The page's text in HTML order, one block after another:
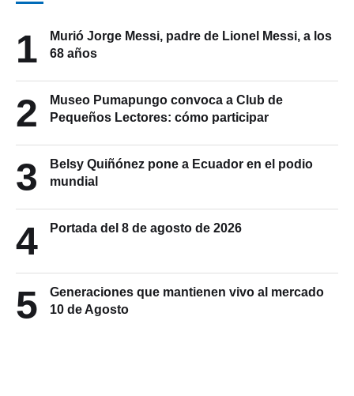
1
Murió Jorge Messi, padre de Lionel Messi, a los
68 años
2
Museo Pumapungo convoca a Club de
Pequeños Lectores: cómo participar
3
Belsy Quiñónez pone a Ecuador en el podio
mundial
4 Portada del 8 de agosto de 2026
5
Generaciones que mantienen vivo al mercado
10 de Agosto